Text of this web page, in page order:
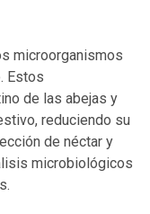
microorganismos
Estos
de las abejas y
reduciendo su
de néctar y
microbiológicos